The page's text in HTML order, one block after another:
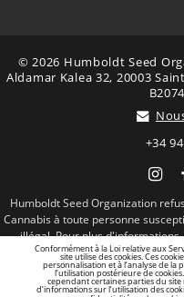
© 2026 Humboldt Seed
Aldamar Kalea 32, 20003
+34
Humboldt Seed Organization
Cannabis à toute personne
illégal. Pour plus
sociaux et en
Conformément à la Loi relative aux
site utilise des cookies. Ces
personnalisation et à l’analyse de la
l’utilisation postérieure de
cependant certaines parties du
d’informations sur l’utilisation des
confidentialité sur les